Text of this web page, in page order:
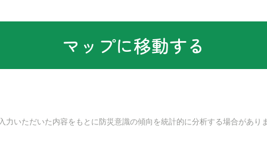
マップに移動する
力いただいた内容をもとに防災意識の傾向を統計的に分析する場合があり